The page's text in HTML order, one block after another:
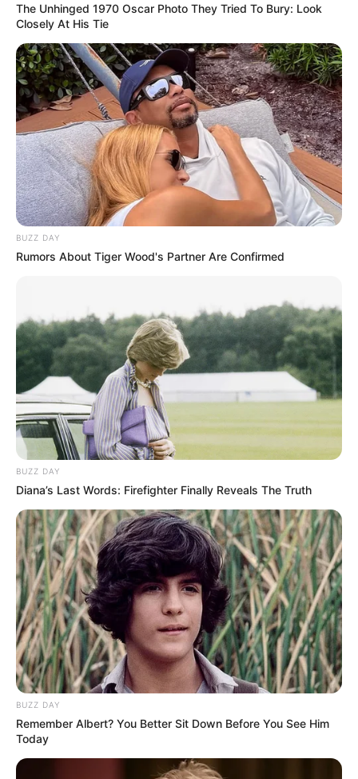
The Unhinged 1970 Oscar Photo They Tried To Bury: Look
Closely At His Tie
BUZZ DAY
Rumors About Tiger Wood's Partner Are Confirmed
BUZZ DAY
Diana’s Last Words: Firefighter Finally Reveals The Truth
BUZZ DAY
Remember Albert? You Better Sit Down Before You See Him
Today